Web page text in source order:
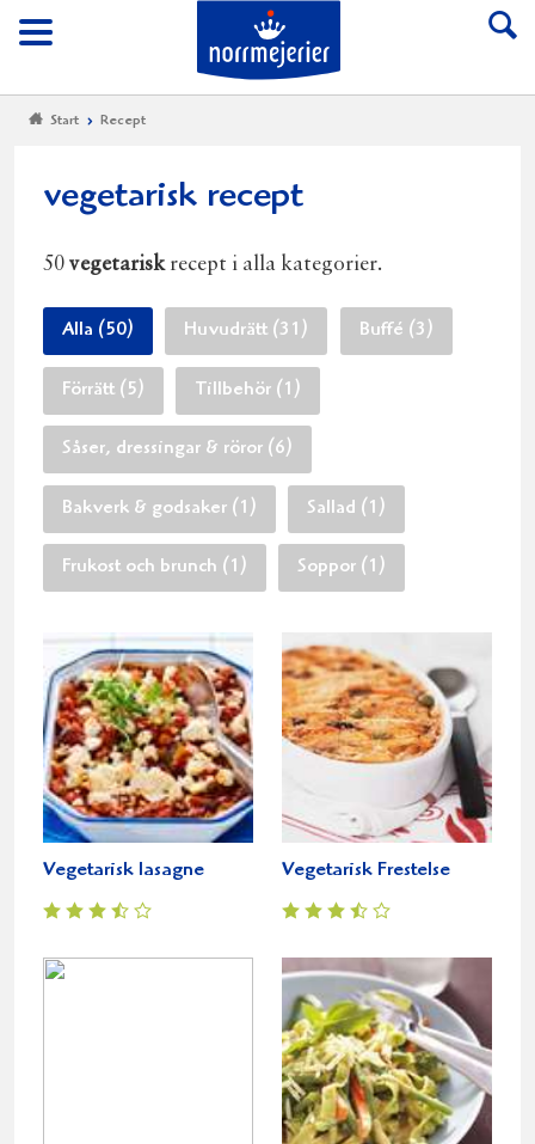
Meny
Till Norrmejerier
Start Recept
vegetarisk recept
50 vegetariskrecept i alla kategorier.
Alla (50) Huvudrätt (31) Buffé (3)
Förrätt (5) Tillbehör (1)
Såser, dressingar & röror (6)
Bakverk & godsaker (1) Sallad (1)
Frukost och brunch (1) Soppor (1)
Vegetarisk lasagne Vegetarisk Frestelse